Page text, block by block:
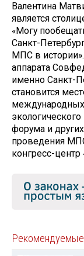
Валентина
является
«Могу
Санкт-
МПС в
аппарата
именно Санкт-
становится
форума и
проведения
конгресс-